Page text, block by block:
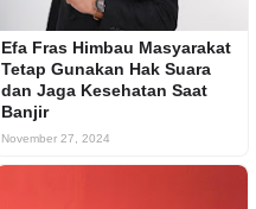
Efa Fras Himbau Masyarakat
Tetap Gunakan Hak Suara
dan Jaga Kesehatan Saat
Banjir
November 27, 2024